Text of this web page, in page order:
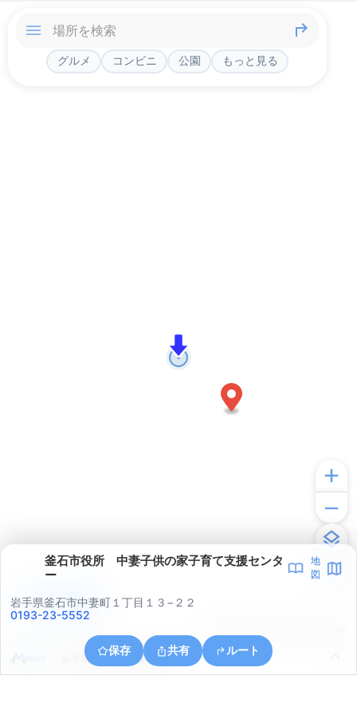
グルメ コンビニ 公園 もっと見る
釜石市役所 中妻子供の家子育て支援センタ
ー
地
図
岩手県釜石市中妻町１丁目１３−２２
0193-23-5552
保存 共有 ルート
岩手県釜石市釜石第９地割
アプリで見る